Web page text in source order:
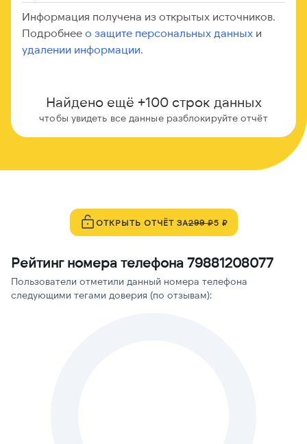
Информация получена из открытых источников.
Подробнее о защите персональных данных и
удалении информации.
Найдено ещё +100 строк данных
чтобы увидеть все данные разблокируйте отчёт
ОТКРЫТЬ ОТЧЁТ ЗА299 ₽5 ₽
Рейтинг номера телефона 79881208077
Пользователи отметили данный номера телефона
следующими тегами доверия (по отзывам):